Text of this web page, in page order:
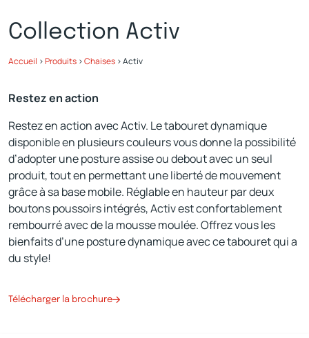
Collection Activ
Accueil >Produits >Chaises >Activ
Restez en action
Restez en action avec Activ. Le tabouret dynamique
disponible en plusieurs couleurs vous donne la possibilité
d’adopter une posture assise ou debout avec un seul
produit, tout en permettant une liberté de mouvement
grâce à sa base mobile. Réglable en hauteur par deux
boutons poussoirs intégrés, Activ est confortablement
rembourré avec de la mousse moulée. Offrez vous les
bienfaits d’une posture dynamique avec ce tabouret qui a
du style!
Télécharger la brochure